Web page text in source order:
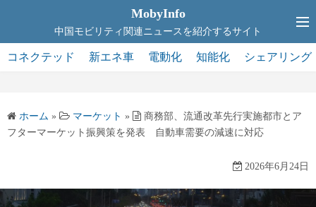
テ
ン
ス
キ
MobyInfo
中国モビリティ関連ニュースを紹介するサイト
コネクテッド 新エネ車 電動化 知能化 シェアリング
ホーム » マーケット »
商務部、流通改革先行実施都市とア
フターマーケット振興策を発表 自動車需要の減速に対応
2026年6月24日